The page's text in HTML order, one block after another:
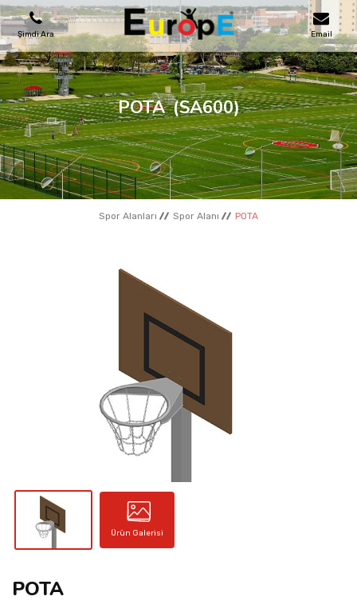
Şimdi Ara Email
OYUN PARKLARI
SKATEPARKLAR
AHŞAP EVLER
KENT MOBILYALARI
POTA (SA600)
Spor Alanları Spor Alanı POTA
Ürün Galerisi
POTA